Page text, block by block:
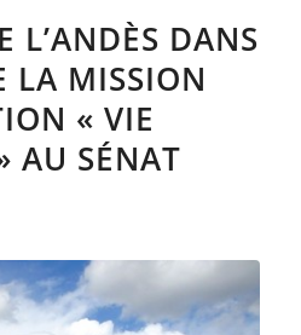
L’ANDÈS DANS
LA MISSION
« VIE
AU SÉNAT